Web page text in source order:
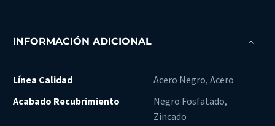
INFORMACIÓN ADICIONAL
Línea Calidad
Acero Negro, Acero
Acabado Recubrimiento
Negro Fosfatado,
Zincado